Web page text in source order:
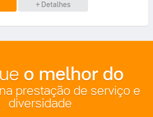
+ Detalhes
o melhor do
prestação de serviço e
diversidade